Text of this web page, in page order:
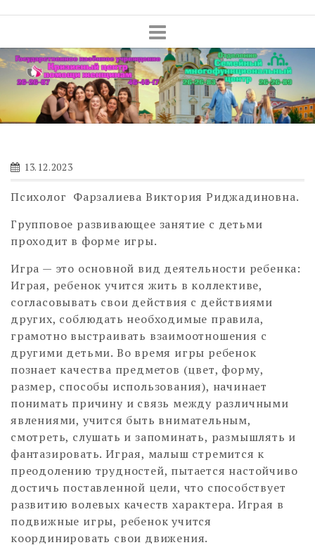
13.12.2023
Психолог Фарзалиева Виктория Риджадиновна.
Групповое развивающее занятие с детьми
проходит в форме игры.
Игра — это основной вид деятельности ребенка:
Играя, ребенок учится жить в коллективе,
согласовывать свои действия с действиями
других, соблюдать необходимые правила,
грамотно выстраивать взаимоотношения с
другими детьми. Во время игры ребенок
познает качества предметов (цвет, форму,
размер, способы использования), начинает
понимать причину и связь между различными
явлениями, учится быть внимательным,
смотреть, слушать и запоминать, размышлять и
фантазировать. Играя, малыш стремится к
преодолению трудностей, пытается настойчиво
достичь поставленной цели, что способствует
развитию волевых качеств характера. Играя в
подвижные игры, ребенок учится
координировать свои движения.